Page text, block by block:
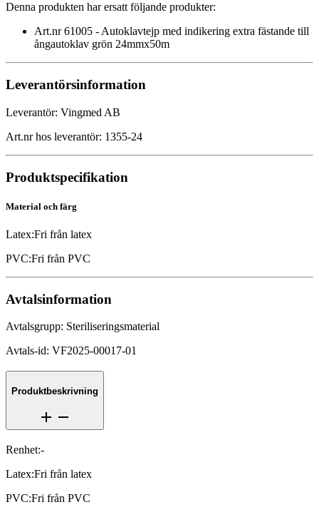
Denna produkten har ersatt följande produkter:
Art.nr 61005 - Autoklavtejp med indikering extra fästande till
ångautoklav grön 24mmx50m
Leverantörsinformation
Leverantör: Vingmed AB
Art.nr hos leverantör: 1355-24
Produktspecifikation
Material och färg
Latex:Fri från latex
PVC:Fri från PVC
Avtalsinformation
Avtalsgrupp: Steriliseringsmaterial
Avtals-id: VF2025-00017-01
Produktbeskrivning
Renhet:-
Latex:Fri från latex
PVC:Fri från PVC